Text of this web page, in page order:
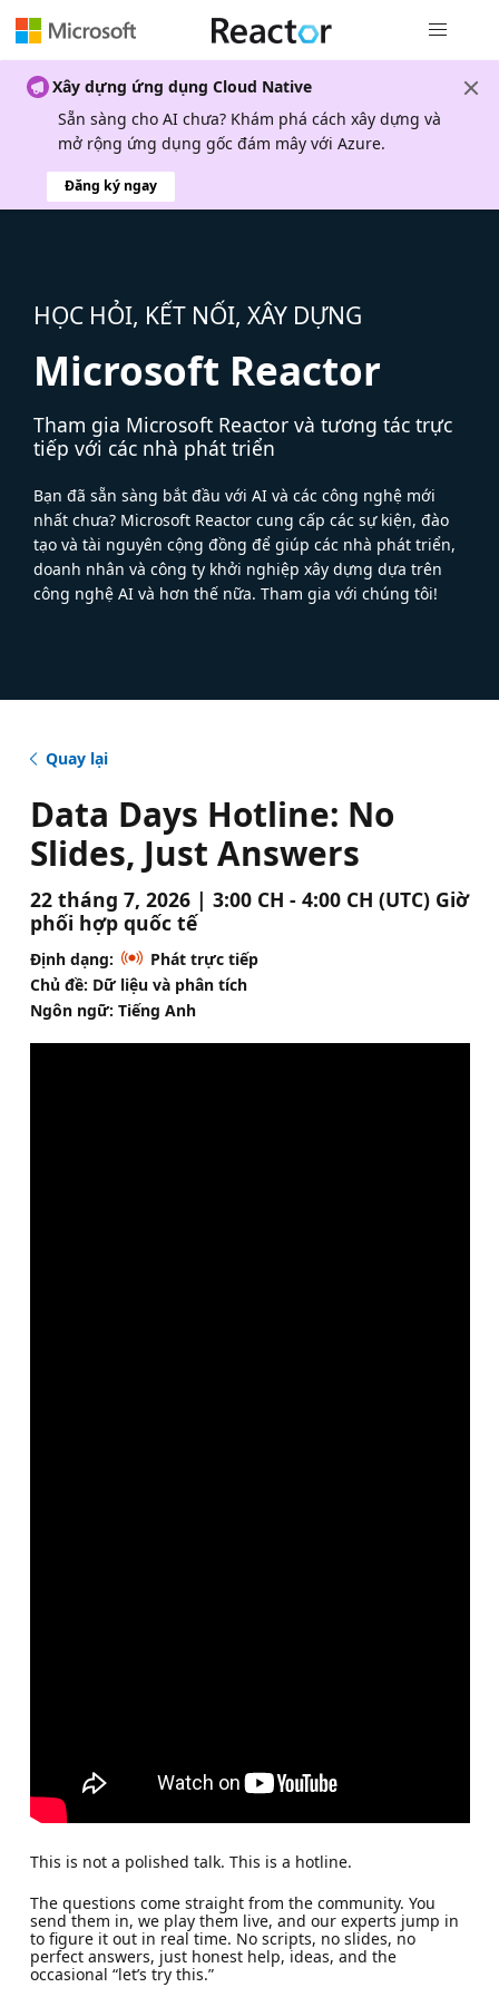
Xây dựng ứng dụng Cloud Native
Sẵn sàng cho AI chưa? Khám phá cách xây dựng và
mở rộng ứng dụng gốc đám mây với Azure.
Đăng ký ngay
HỌC HỎI, KẾT NỐI, XÂY DỰNG
Microsoft Reactor
Tham gia Microsoft Reactor và tương tác trực
tiếp với các nhà phát triển
Bạn đã sẵn sàng bắt đầu với AI và các công nghệ mới
nhất chưa? Microsoft Reactor cung cấp các sự kiện, đào
tạo và tài nguyên cộng đồng để giúp các nhà phát triển,
doanh nhân và công ty khởi nghiệp xây dựng dựa trên
công nghệ AI và hơn thế nữa. Tham gia với chúng tôi!
Quay lại
Data Days Hotline: No
Slides, Just Answers
22 tháng 7, 2026 | 3:00 CH - 4:00 CH (UTC) Giờ
phối hợp quốc tế
Định dạng:
Phát trực tiếp
Chủ đề: Dữ liệu và phân tích
Ngôn ngữ: Tiếng Anh
This is not a polished talk. This is a hotline.
The questions come straight from the community. You
send them in, we play them live, and our experts jump in
to figure it out in real time. No scripts, no slides, no
perfect answers, just honest help, ideas, and the
occasional “let’s try this.”